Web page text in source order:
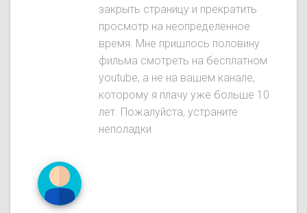
закрыть страницу и прекратить
просмотр на неопределенное
время. Мне пришлось половину
фильма смотреть на бесплатном
youtube, а не на вашем канале,
которому я плачу уже больше 10
лет. Пожалуйста, устраните
неполадки